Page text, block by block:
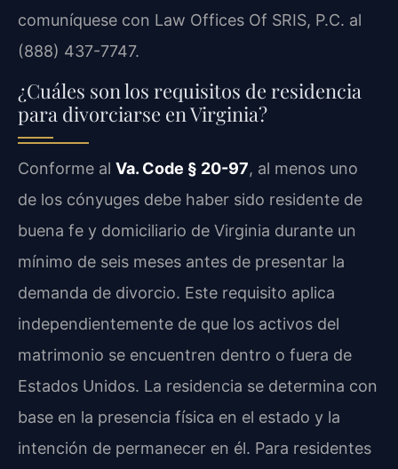
comuníquese con Law Offices Of SRIS, P.C. al
(888) 437-7747.
¿Cuáles son los requisitos de residencia
para divorciarse en Virginia?
Conforme al Va. Code § 20-97, al menos uno
de los cónyuges debe haber sido residente de
buena fe y domiciliario de Virginia durante un
mínimo de seis meses antes de presentar la
demanda de divorcio. Este requisito aplica
independientemente de que los activos del
matrimonio se encuentren dentro o fuera de
Estados Unidos. La residencia se determina con
base en la presencia física en el estado y la
intención de permanecer en él. Para residentes